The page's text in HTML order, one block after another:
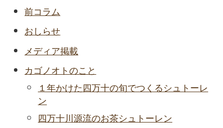
前コラム
おしらせ
メディア掲載
カゴノオトのこと
１年かけた四万十の旬でつくるシュトーレ
ン
四万十川源流のお茶シュトーレン